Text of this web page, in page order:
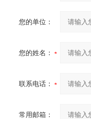
您的单位：
您的姓名：
联系电话：
常用邮箱：